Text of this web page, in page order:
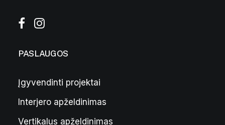
Jericho rožė
PASLAUGOS
Įgyvendinti projektai
Interjero apželdinimas
Vertikalus apželdinimas